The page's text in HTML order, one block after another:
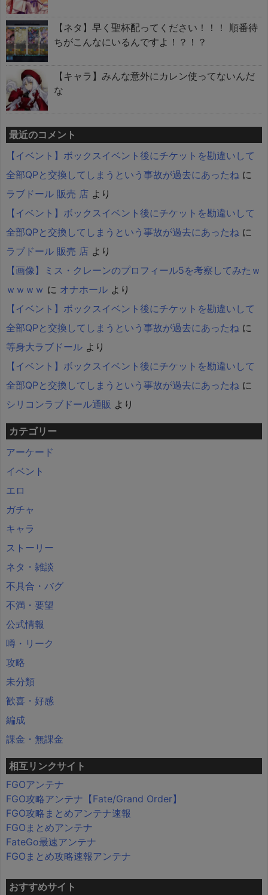
【ネタ】早く聖杯配ってください！！！ 順番待
ちがこんなにいるんですよ！？！？
【キャラ】みんな意外にカレン使ってないんだ
な
最近のコメント
【イベント】ボックスイベント後にチケットを勘違いして
全部QPと交換してしまうという事故が過去にあったね に
ラブドール 販売 店 より
【イベント】ボックスイベント後にチケットを勘違いして
全部QPと交換してしまうという事故が過去にあったね に
ラブドール 販売 店 より
【画像】ミス・クレーンのプロフィール5を考察してみたｗ
ｗｗｗｗ に オナホール より
【イベント】ボックスイベント後にチケットを勘違いして
全部QPと交換してしまうという事故が過去にあったね に
等身大ラブドール より
【イベント】ボックスイベント後にチケットを勘違いして
全部QPと交換してしまうという事故が過去にあったね に
シリコンラブドール通販 より
カテゴリー
アーケード
イベント
エロ
ガチャ
キャラ
ストーリー
ネタ・雑談
不具合・バグ
不満・要望
公式情報
噂・リーク
攻略
未分類
歓喜・好感
編成
課金・無課金
相互リンクサイト
FGOアンテナ
FGO攻略アンテナ【Fate/Grand Order】
FGO攻略まとめアンテナ速報
FGOまとめアンテナ
FateGo最速アンテナ
FGOまとめ攻略速報アンテナ
おすすめサイト